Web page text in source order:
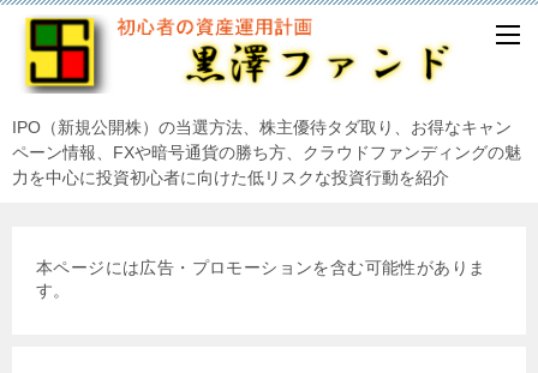
IPO（新規公開株）の当選方法、株主優待タダ取り、お得なキャン
ペーン情報、FXや暗号通貨の勝ち方、クラウドファンディングの魅
力を中心に投資初心者に向けた低リスクな投資行動を紹介
本ページには広告・プロモーションを含む可能性がありま
す。